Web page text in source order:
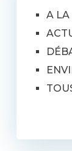
A LA